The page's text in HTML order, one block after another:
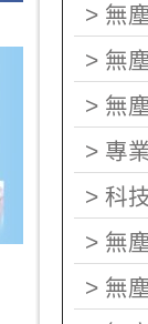
> 無
> 無
> 無
> 專
> 科
> 無
> 無